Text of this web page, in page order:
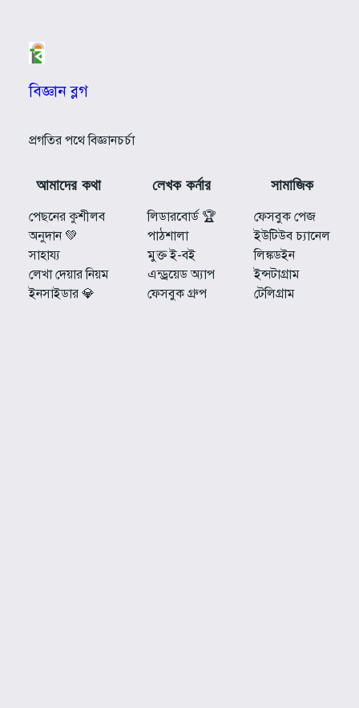
বিজ্ঞান ব্লগ
প্রগতির পথে বিজ্ঞানচর্চা
আমাদের কথা
পেছনের কুশীলব
অনুদান 💚
সাহায্য
লেখা দেয়ার নিয়ম
ইনসাইডার 💎
লেখক কর্নার
লিডারবোর্ড 🏆
পাঠশালা
মুক্ত ই-বই
এন্ড্রয়েড অ্যাপ
ফেসবুক গ্রুপ
সামাজিক
ফেসবুক পেজ
ইউটিউব চ্যানেল
লিঙ্কডইন
ইন্সটাগ্রাম
টেলিগ্রাম